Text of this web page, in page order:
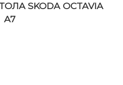
SKODA OCTAVIA
A7